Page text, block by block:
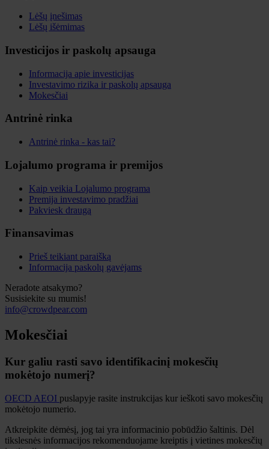
Lėšų įnešimas
Lėšų išėmimas
Investicijos ir paskolų apsauga
Informacija apie investicijas
Investavimo rizika ir paskolų apsauga
Mokesčiai
Antrinė rinka
Antrinė rinka - kas tai?
Lojalumo programa ir premijos
Kaip veikia Lojalumo programa
Premija investavimo pradžiai
Pakviesk draugą
Finansavimas
Prieš teikiant paraišką
Informacija paskolų gavėjams
Neradote atsakymo?
Susisiekite su mumis!
info@crowdpear.com
Mokesčiai
Kur galiu rasti savo identifikacinį mokesčių
mokėtojo numerį?
OECD AEOI puslapyje rasite instrukcijas kur ieškoti savo mokesčių
mokėtojo numerio.
Atkreipkite dėmėsį, jog tai yra informacinio pobūdžio šaltinis. Dėl
tikslesnės informacijos rekomenduojame kreiptis į vietines mokesčių